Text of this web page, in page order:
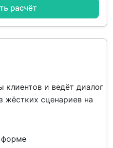
расчёт
и ведёт диалог
жёстких сценариев на
форме